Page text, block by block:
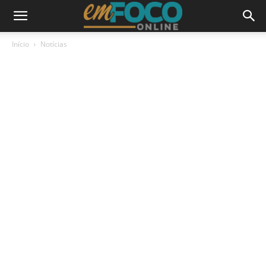
Início Notícias